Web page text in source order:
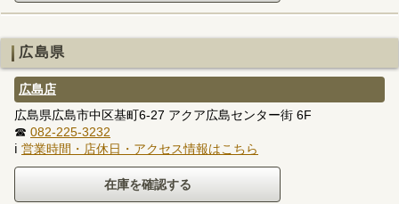
広島県
広島店
広島県広島市中区基町6-27 アクア広島センター街 6F
☎ 082-225-3232
ℹ 営業時間・店休日・アクセス情報はこちら